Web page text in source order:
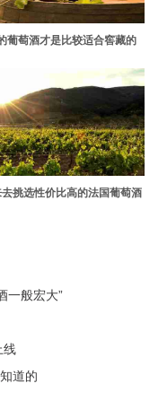
葡萄酒才是比较适合窖藏的
挑选性价比高的法国葡萄酒
一般宏大”
线
道的